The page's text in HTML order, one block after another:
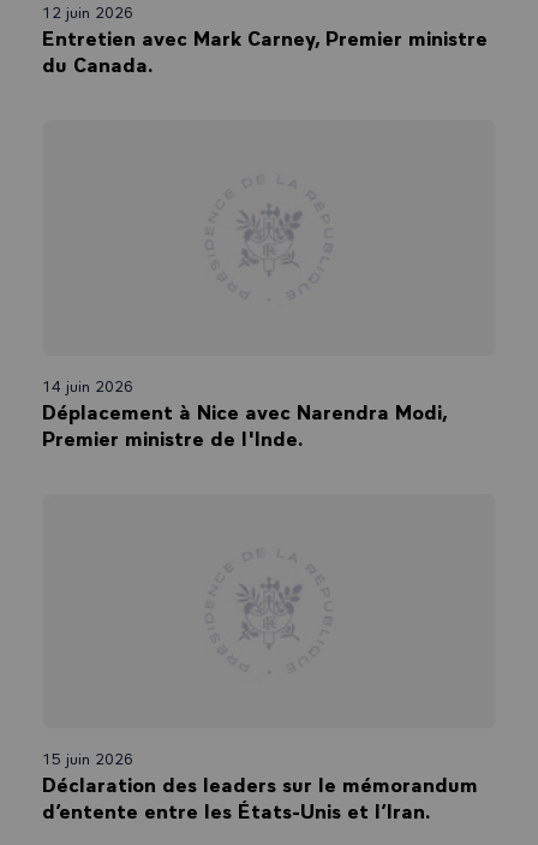
12 juin 2026
Entretien avec Mark Carney, Premier ministre
du Canada.
14 juin 2026
Déplacement à Nice avec Narendra Modi,
Premier ministre de l'Inde.
15 juin 2026
Déclaration des leaders sur le mémorandum
d’entente entre les États-Unis et l’Iran.